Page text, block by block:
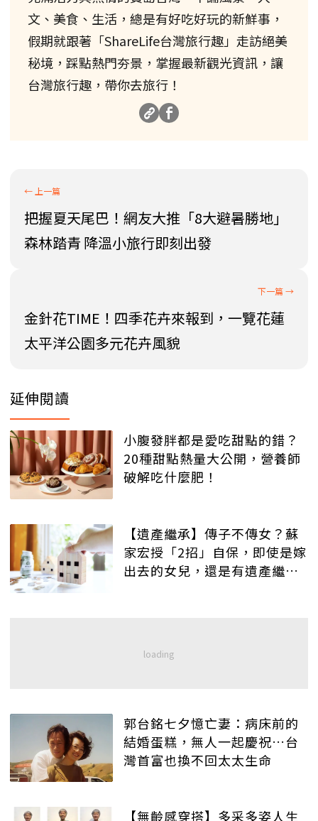
文、美食、生活，總是有好吃好玩的新鮮事，
假期就跟著「ShareLife台灣旅行趣」走訪絕美
秘境，踩點熱門夯景，掌握最新觀光資訊，讓
台灣旅行趣，帶你去旅行！
把握夏天尾巴！網友大推「8大避暑勝地」
森林踏青 降溫小旅行即刻出發
金針花TIME！四季花卉來報到，一覽花蓮
太平洋公園多元花卉風貌
延伸閱讀
小腹發胖都是愛吃甜點的錯？
20種甜點熱量大公開，營養師
破解吃什麼肥！
【遺產繼承】傳子不傳女？蘇
家宏授「2招」自保，即使是嫁
出去的女兒，還是有遺產繼承
郭台銘七夕憶亡妻：病床前的
結婚蛋糕，無人一起慶祝…台
灣首富也換不回太太生命
【無齡感穿搭】多采多姿人生